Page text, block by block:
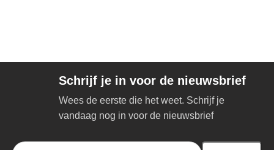
Schrijf je in voor de nieuwsbrief
Wees de eerste die het weet. Schrijf je
vandaag nog in voor de nieuwsbrief